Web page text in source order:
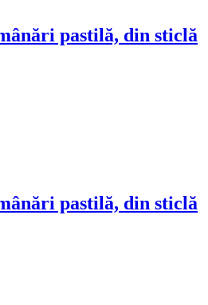
pastilă, din sticlă
pastilă, din sticlă